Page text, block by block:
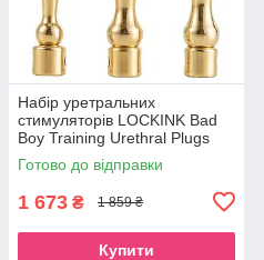
Набір уретральних
стимуляторів LOCKINK Bad
Boy Training Urethral Plugs
Set
Готово до відправки
1 673 ₴ 1 859 ₴
Купити